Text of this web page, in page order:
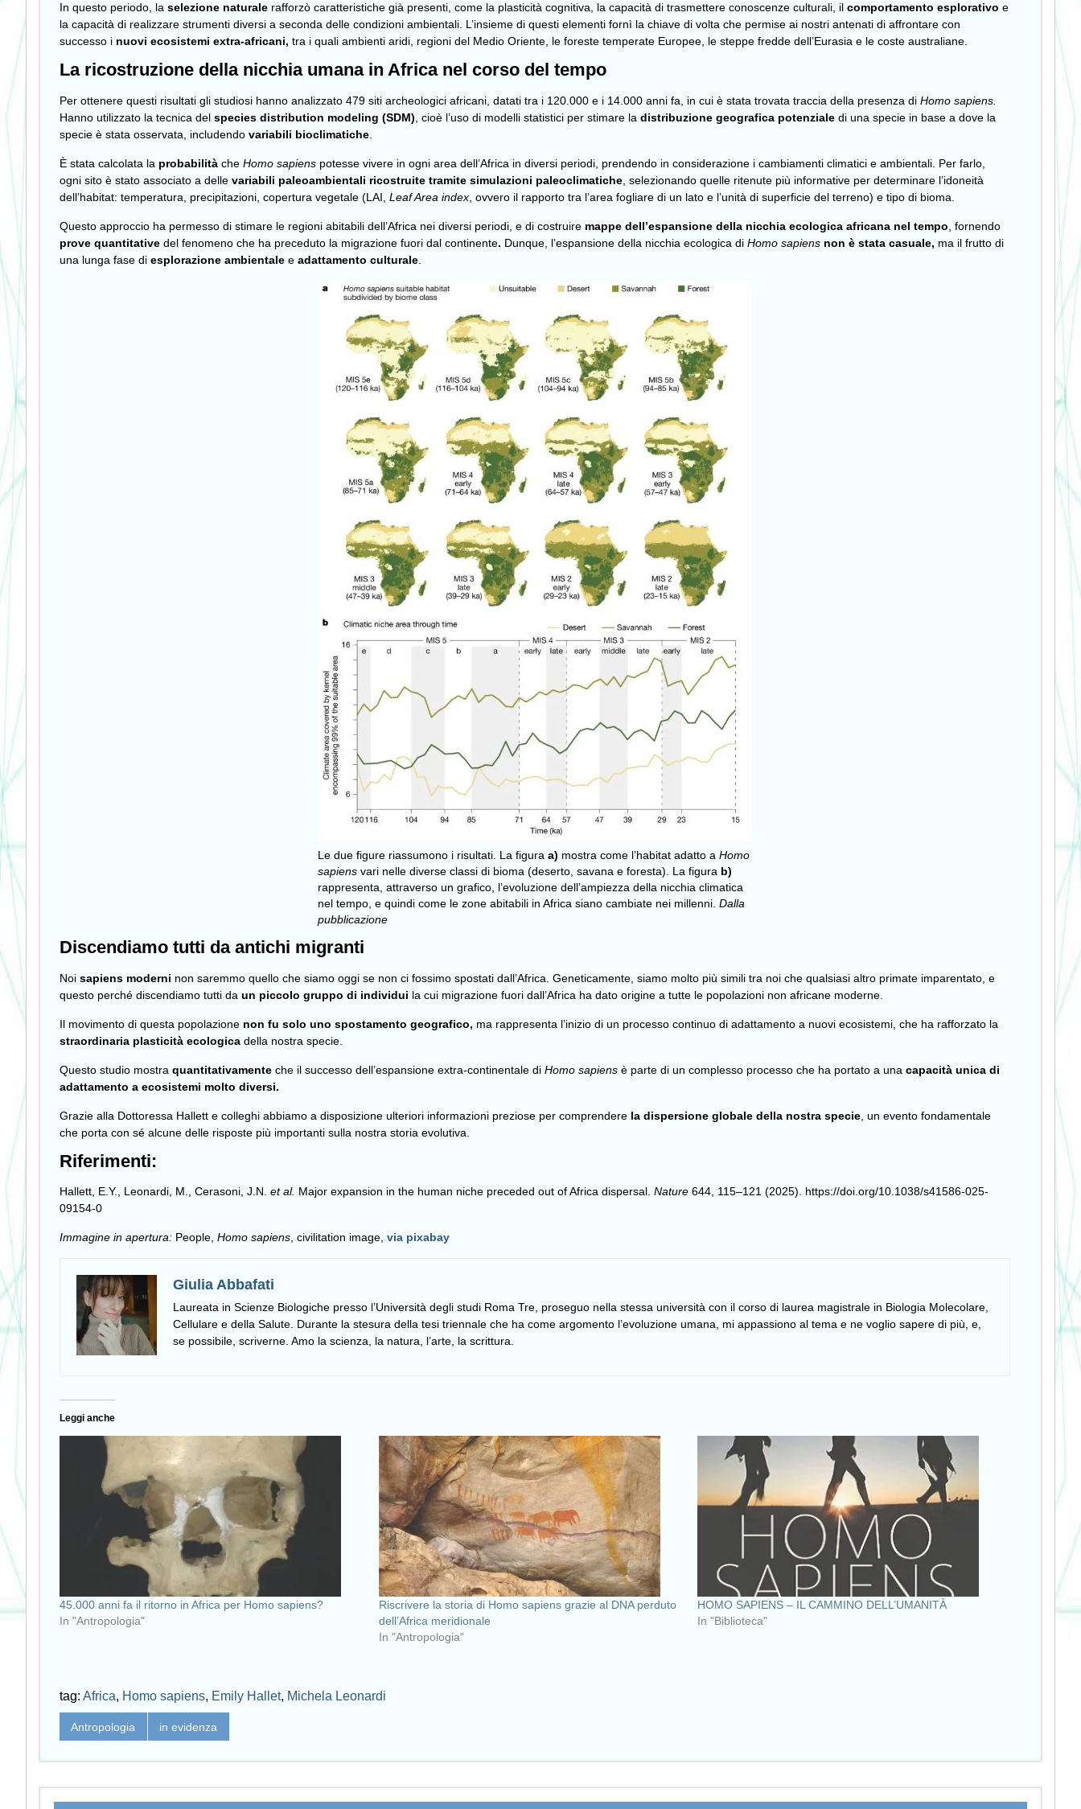
In questo periodo, la selezione naturale rafforzò caratteristiche già presenti, come la plasticità cognitiva, la capacità di trasmettere conoscenze culturali, il comportamento esplorativo e
la capacità di realizzare strumenti diversi a seconda delle condizioni ambientali. L’insieme di questi elementi fornì la chiave di volta che permise ai nostri antenati di affrontare con
successo i nuovi ecosistemi extra-africani, tra i quali ambienti aridi, regioni del Medio Oriente, le foreste temperate Europee, le steppe fredde dell’Eurasia e le coste australiane.
La ricostruzione della nicchia umana in Africa nel corso del tempo
Per ottenere questi risultati gli studiosi hanno analizzato 479 siti archeologici africani, datati tra i 120.000 e i 14.000 anni fa, in cui è stata trovata traccia della presenza di Homo sapiens.
Hanno utilizzato la tecnica del species distribution modeling (SDM) , cioè l’uso di modelli statistici per stimare la distribuzione geografica potenziale di una specie in base a dove la
specie è stata osservata, includendo variabili bioclimatiche
È stata calcolata la probabilità che Homo sapiens potesse vivere in ogni area dell’Africa in diversi periodi, prendendo in considerazione i cambiamenti climatici e ambientali. Per farlo,
ogni sito è stato associato a delle variabili paleoambientali ricostruite tramite simulazioni paleoclimatiche , selezionando quelle ritenute più informative per determinare l’idoneità
dell’habitat: temperatura, precipitazioni, copertura vegetale (LAI, Leaf Area index , ovvero il rapporto tra l’area fogliare di un lato e l’unità di superficie del terreno) e tipo di bioma.
Questo approccio ha permesso di stimare le regioni abitabili dell’Africa nei diversi periodi, e di costruire mappe dell’espansione della nicchia ecologica africana nel tempo , fornendo
prove quantitative del fenomeno che ha preceduto la migrazione fuori dal continente. Dunque, l’espansione della nicchia ecologica di Homo sapiens non è stata casuale, ma il frutto di
una lunga fase di esplorazione ambientale e adattamento culturale
Le due figure riassumono i risultati. La figuraa) mostra come l’habitat adatto aHomo
sapiensvari nelle diverse classi di bioma (deserto, savana e foresta). La figura b)
rappresenta, attraverso un grafico, l’evoluzione dell’ampiezza della nicchia climatica
nel tempo, e quindi come le zone abitabili in Africa siano cambiate nei millenni.Dalla
pubblicazione
Discendiamo tutti da antichi migranti
Noi sapiens moderni non saremmo quello che siamo oggi se non ci fossimo spostati dall’Africa. Geneticamente, siamo molto più simili tra noi che qualsiasi altro primate imparentato, e
questo perché discendiamo tutti da un piccolo gruppo di individui la cui migrazione fuori dall’Africa ha dato origine a tutte le popolazioni non africane moderne.
Il movimento di questa popolazione non fu solo uno spostamento geografico, ma rappresenta l’inizio di un processo continuo di adattamento a nuovi ecosistemi, che ha rafforzato la
straordinaria plasticità ecologica della nostra specie.
Questo studio mostra quantitativamente che il successo dell’espansione extra-continentale di Homo sapiens è parte di un complesso processo che ha portato a una capacità unica di
adattamento a ecosistemi molto diversi.
Grazie alla Dottoressa Hallett e colleghi abbiamo a disposizione ulteriori informazioni preziose per comprendere la dispersione globale della nostra specie , un evento fondamentale
che porta con sé alcune delle risposte più importanti sulla nostra storia evolutiva.
Riferimenti:
Hallett, E.Y., Leonardi, M., Cerasoni, J.N. et al. Major expansion in the human niche preceded out of Africa dispersal. Nature 644, 115–121 (2025). https://doi.org/10.1038/s41586-025-
09154-0
Immagine in apertura: People, Homo sapiens, civilitation image, via pixabay
Giulia Abbafati
Laureata in Scienze Biologiche presso l’Università degli studi Roma Tre, proseguo nella stessa università con il corso di laurea magistrale in Biologia Molecolare,
Cellulare e della Salute. Durante la stesura della tesi triennale che ha come argomento l’evoluzione umana, mi appassiono al tema e ne voglio sapere di più, e,
se possibile, scriverne. Amo la scienza, la natura, l’arte, la scrittura.
Leggi anche
45.000 anni fa il ritorno in Africa per Homo sapiens?
In "Antropologia"
Riscrivere la storia di Homo sapiens grazie al DNA perduto
dell’Africa meridionale
In "Antropologia"
HOMO SAPIENS – IL CAMMINO DELL’UMANITÀ
In "Biblioteca"
tag: Africa, Homo sapiens, Emily Hallet, Michela Leonardi
Antropologia in evidenza